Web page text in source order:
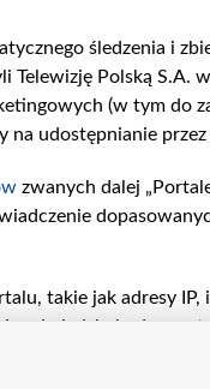
Data
26
Data
śledzenia i
Polską S.A.
(w tym do
na udostępnianie
zwanych dalej
takie jak adresy
odwiedzin będą
informacji na
spersonalizowanych